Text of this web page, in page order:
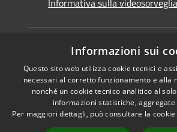
RSS
Accessibilità
Cookie
Informazioni sui
Questo sito web utilizza cookie tecnici e
necessari al corretto funzionamento e alla
nonché un cookie tecnico analitico al
informazioni statistiche, aggregate
Per maggiori dettagli, può consultare la